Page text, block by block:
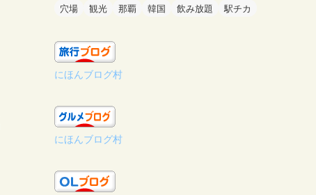
穴場
観光 那覇 韓国 飲み放題 駅チカ
にほんブログ村
にほんブログ村